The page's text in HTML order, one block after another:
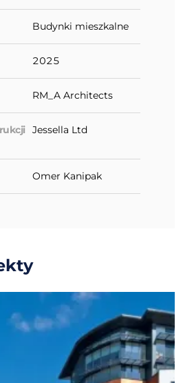
Budynki mieszkalne
2025
RM_A Architects
Jessella Ltd
Omer Kanipak